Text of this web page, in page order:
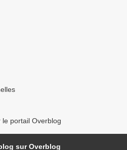
le portail Overblog
sur Overblog